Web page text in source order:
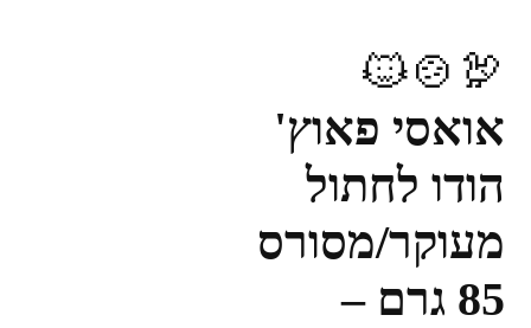
🦃🍲🐱
אואסי פאוץ'
הודו לחתול
מעוקר/מסורס
85 גרם –